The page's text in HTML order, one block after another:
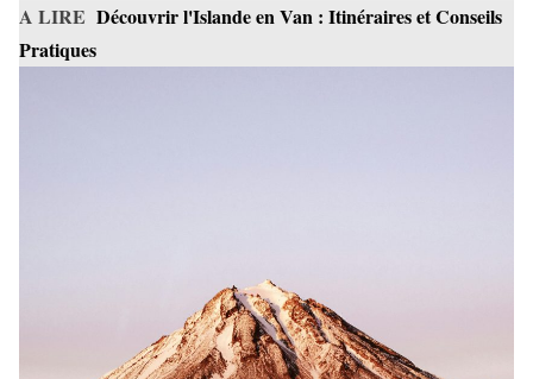
A LIRE Découvrir l'Islande en Van : Itinéraires et Conseils
Pratiques